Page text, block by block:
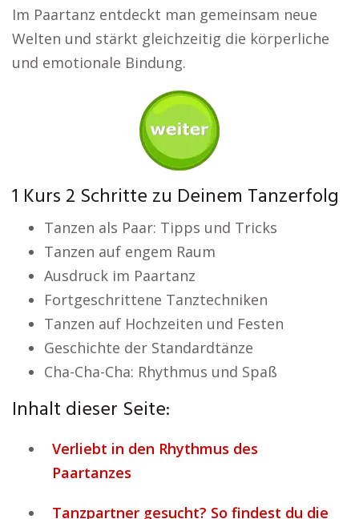
Im Paartanz entdeckt man gemeinsam neue
Welten und stärkt gleichzeitig die körperliche
und emotionale Bindung.
1 Kurs 2 Schritte zu Deinem Tanzerfolg
Tanzen als Paar: Tipps und Tricks
Tanzen auf engem Raum
Ausdruck im Paartanz
Fortgeschrittene Tanztechniken
Tanzen auf Hochzeiten und Festen
Geschichte der Standardtänze
Cha-Cha-Cha: Rhythmus und Spaß
Inhalt dieser Seite:
Verliebt in den Rhythmus des
Paartanzes
Tanzpartner gesucht? So findest du die